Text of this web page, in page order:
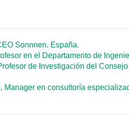
Sonnnen. España.
en el Departamento de
de Investigación del
, Manager en consultoría